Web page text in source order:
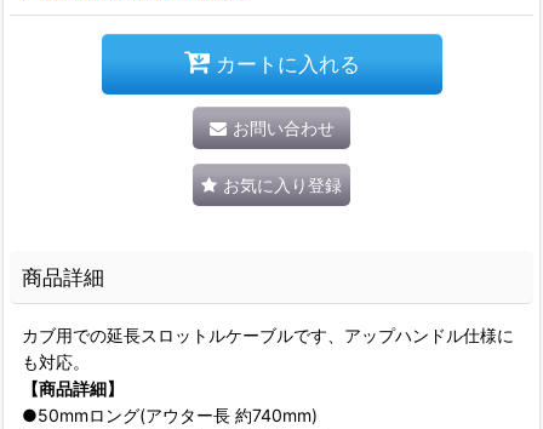
カートに入れる
お問い合わせ
お気に入り登録
商品詳細
カブ用での延長スロットルケーブルです、アップハンドル仕様に
も対応。
【商品詳細】
●50mmロング(アウター長 約740mm)